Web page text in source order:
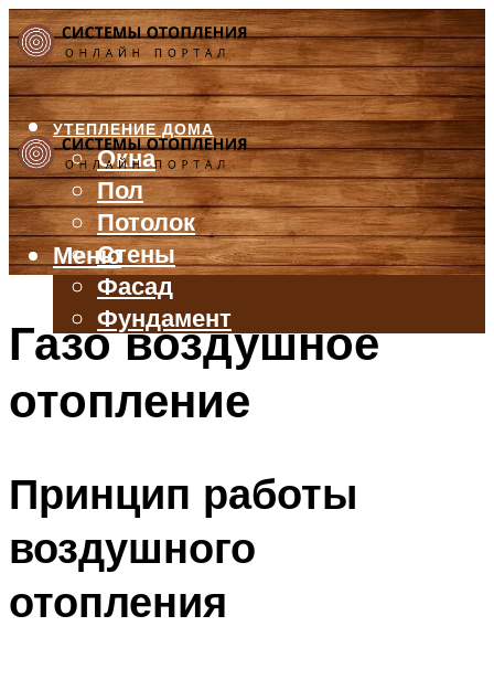
УТЕПЛЕНИЕ ДОМА
Окна
Пол
Потолок
Стены
Фасад
Фундамент
БАЛКОН И ЛОДЖИЯ
ВЕНТИЛЯЦИЯ
Меню
Газо воздушное
отопление
Принцип работы
воздушного
отопления